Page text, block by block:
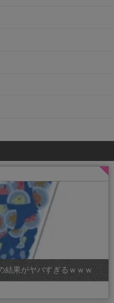
結果がヤバすぎるｗｗｗ